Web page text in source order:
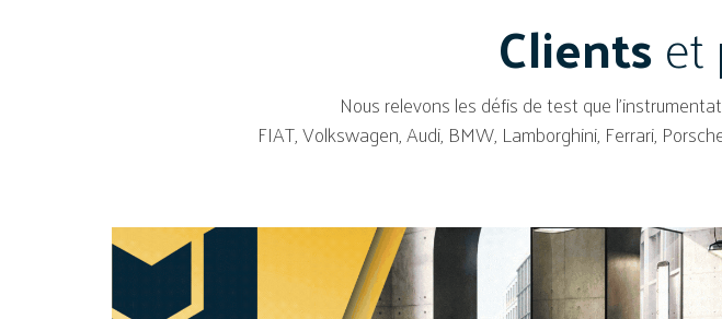
Clientset
Nous relevons les défis de test que
FIAT, Volkswagen, Audi, BMW, Lamborghini, Ferrari,